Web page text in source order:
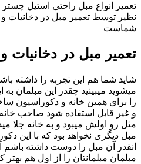
تعمیر انواع مبل راحتی استیل
نظیر توسط تعمیر مبل در دخانیات
شماست
تعمیر مبل در دخانیات
شاید شما هم این تجربه را داشته
میشوید میبینید چقدر این مبلمان به
را برای همین خانه و دکوراسیون
و غیر قابل استفاده شود صاحب
مثل رو اولش میبود و به خانه جلا
مبل دیگری نخواهد بود که با این
انقدر آن مبل را دوست داشته باشم
مبلمان مبلمانتان را از اول هم بهتر